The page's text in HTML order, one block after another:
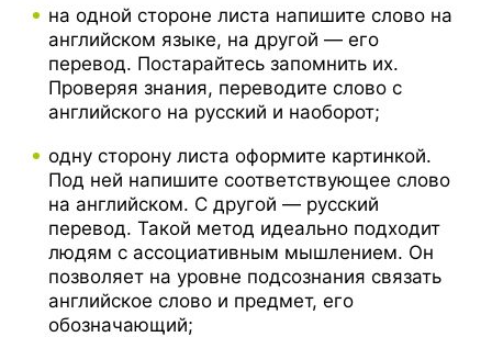
на одной стороне листа напишите слово на
английском языке, на другой — его
перевод. Постарайтесь запомнить их.
Проверяя знания, переводите слово с
английского на русский и наоборот;
одну сторону листа оформите картинкой.
Под ней напишите соответствующее слово
на английском. С другой — русский
перевод. Такой метод идеально подходит
людям с ассоциативным мышлением. Он
позволяет на уровне подсознания связать
английское слово и предмет, его
обозначающий;